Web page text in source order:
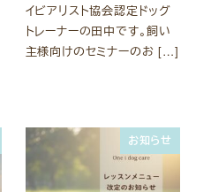
イビアリスト協会認定ドッグ
トレーナーの田中です。飼い
主様向けのセミナーのお […]
お知らせ